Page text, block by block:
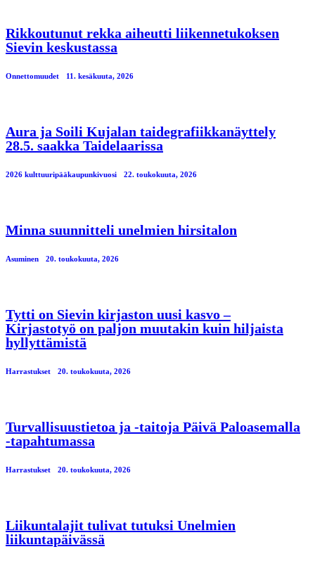
Rikkoutunut rekka aiheutti liikennetukoksen
Sievin keskustassa
Onnettomuudet 11. kesäkuuta, 2026
Aura ja Soili Kujalan taidegrafiikkanäyttely
28.5. saakka Taidelaarissa
2026 kulttuuripääkaupunkivuosi 22. toukokuuta, 2026
Minna suunnitteli unelmien hirsitalon
Asuminen 20. toukokuuta, 2026
Tytti on Sievin kirjaston uusi kasvo –
Kirjastotyö on paljon muutakin kuin hiljaista
hyllyttämistä
Harrastukset 20. toukokuuta, 2026
Turvallisuustietoa ja -taitoja Päivä Paloasemalla
-tapahtumassa
Harrastukset 20. toukokuuta, 2026
Liikuntalajit tulivat tutuksi Unelmien
liikuntapäivässä